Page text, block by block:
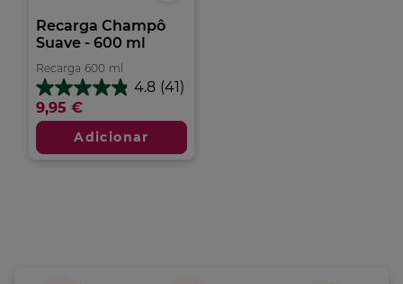
Recarga Champô
Suave - 600 ml
Recarga 600 ml
4.8 (41)
4.8
em
5
estrelas.
41
9,95 €
Adicionar